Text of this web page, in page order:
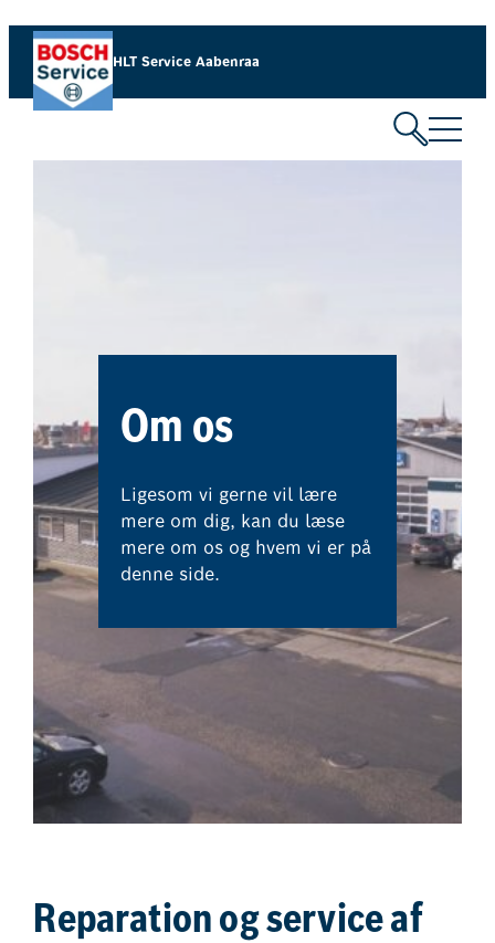
Spring
indhold
HLT Service Aabenraa​
Om os
Ligesom vi gerne vil lære
mere om dig, kan du læse
mere om os og hvem vi er på
denne side.
Reparation og service af